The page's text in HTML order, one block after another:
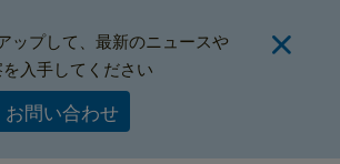
ップして、最新のニュースや
入手してください
お問い合わせ